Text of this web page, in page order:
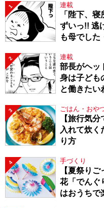
1 連載
「陛下、
ずいっ!! 逃
も母でした
2 連載
部長がヘッ
身は子ども
と働きた
3 ごはん・おや
【旅行気
入れて炊く
り方
4 手づくり
【夏祭り
花「でんぐ
はおうちで